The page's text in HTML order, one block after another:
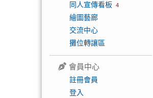
同人宣傳看板 4
繪圖藝廊
交流中心
攤位轉讓區
會員中心
註冊會員
登入